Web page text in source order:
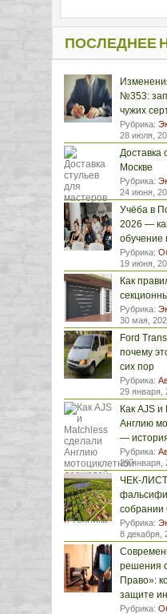
ПОСЛЕДНЕЕ
№353:
чужих
Рубрика:
28 июля,
Доставка
Москве
Рубрика:
24 июня,
Учёба в
2026 —
обучение
Рубрика:
19 июня,
Как
Рубрика:
30 мая,
Ford
почему
сих пор
Рубрика:
29 января,
Как AJS
Англию
—
Рубрика:
29 января,
ЧЕК-ЛИСТ
Рубрика:
8 декабря,
решения
Право»:
защите
Рубрика: